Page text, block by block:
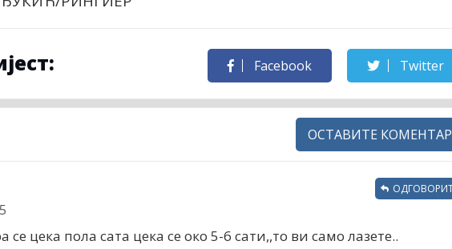
Facebook Twitter
ОСТАВИТЕ КОМЕНТАР
се цека пола сата цека се око 5-6 сати,,то ви само лазете..